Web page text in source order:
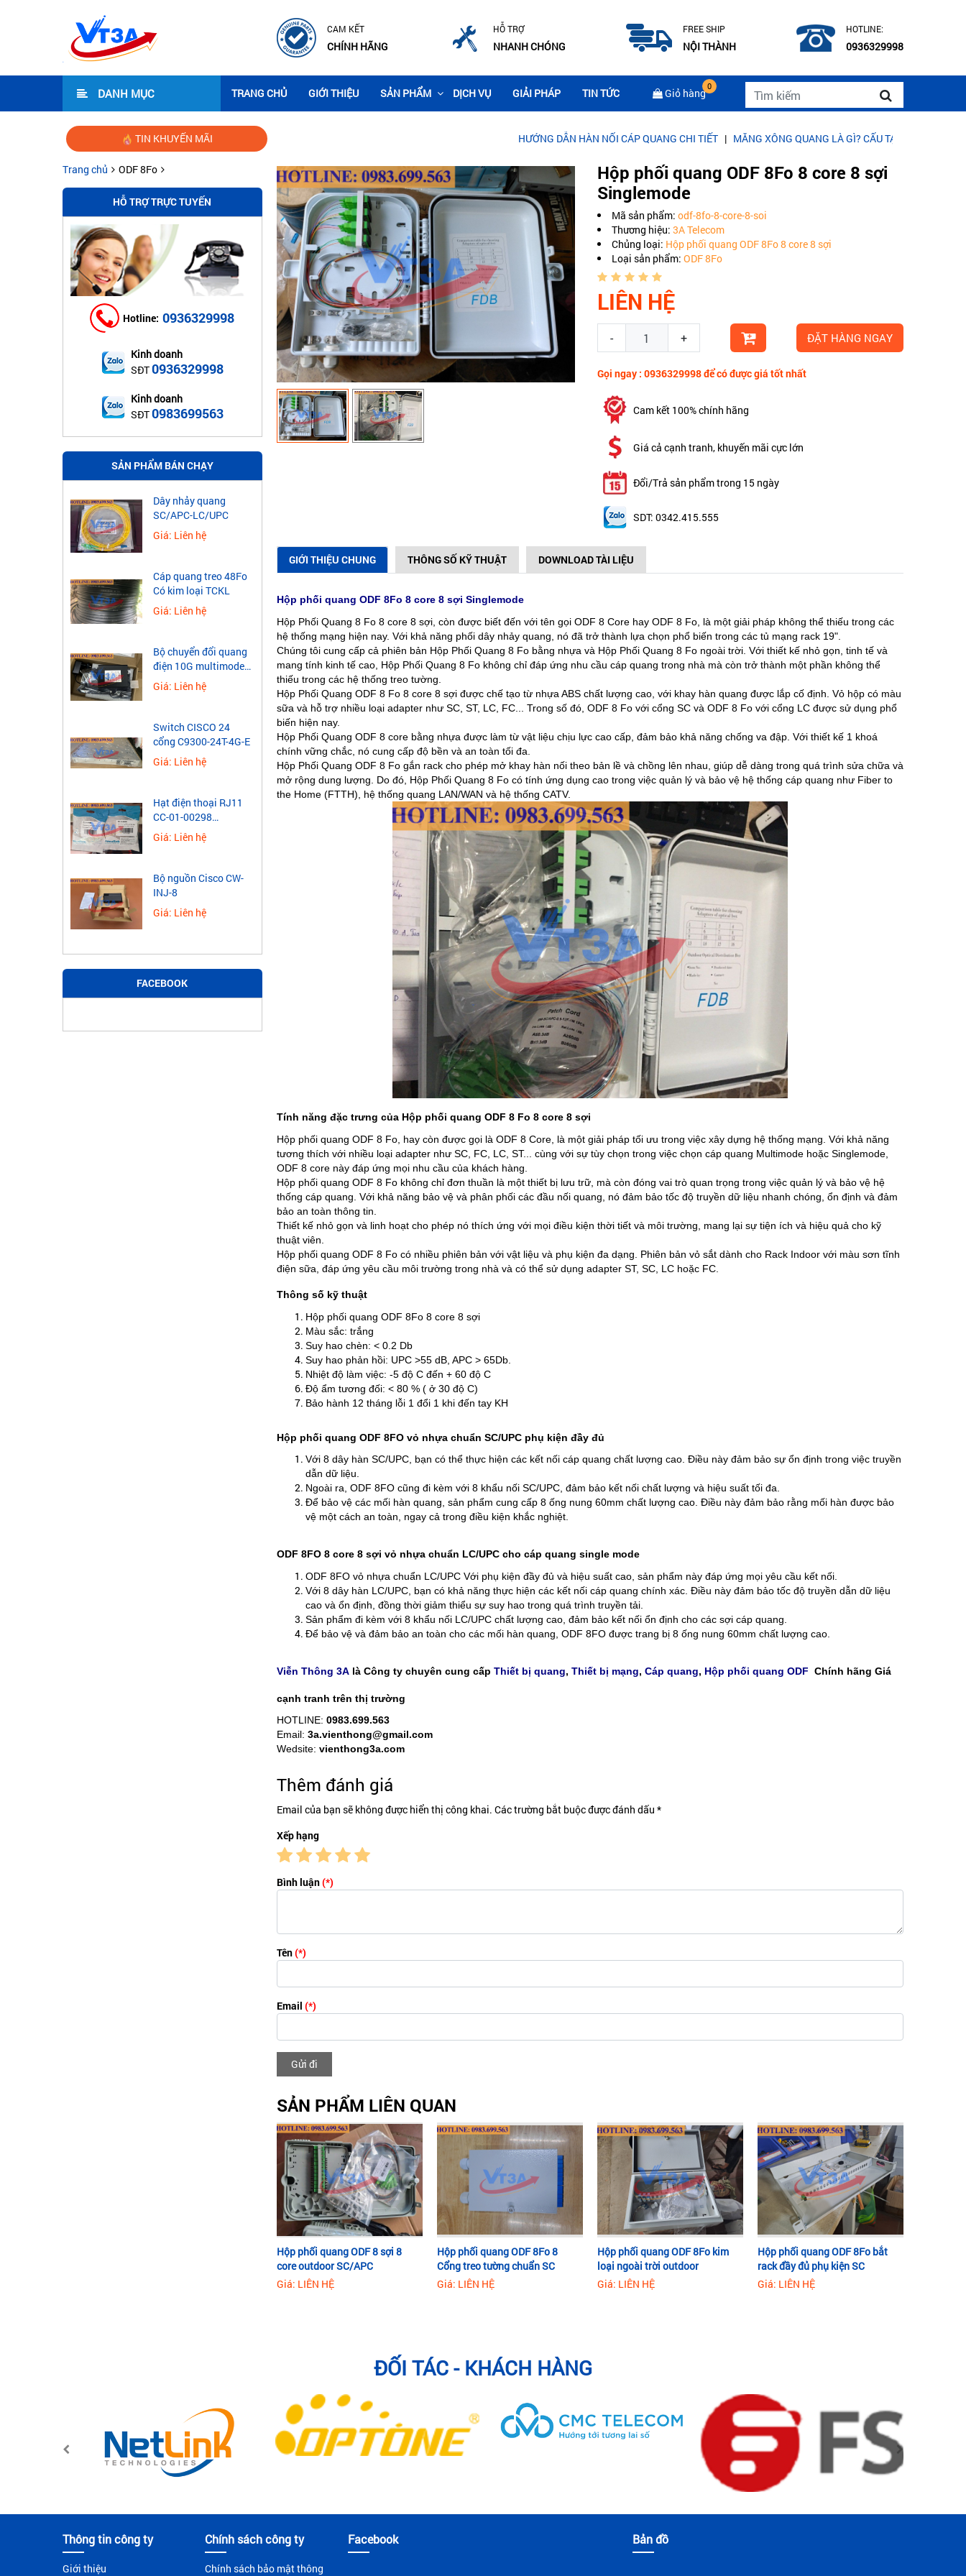
CAM KẾT
CHÍNH HÃNG
HỖ TRỢ
NHANH CHÓNG
FREE SHIP
NỘI THÀNH
HOTLINE:
0936329998
DANH MỤC TRANG CHỦ GIỚI THIỆU SẢN PHẨM DỊCH VỤ GIẢI PHÁP TIN TỨC Giỏ hàng
0
TIN KHUYẾN MÃI HƯỚNG DẪN HÀN NỐI CÁP QUANG CHI TIẾT|MĂNG XÔNG QUANG LÀ GÌ? CẤU TẠO CỦA MĂNG XÔNG
Trang chủ ODF 8Fo
HỖ TRỢ TRỰC TUYẾN
Hotline: 0936329998
Kinh doanh
SĐT0936329998
Kinh doanh
SĐT0983699563
SẢN PHẨM BÁN CHẠY
Dây nhảy quang
SC/APC-LC/UPC
Giá: Liên hệ
Cáp quang treo 48Fo
Có kim loại TCKL
Giá: Liên hệ
Bộ chuyển đổi quang
điện 10G multimode
Wintop YT-10G-SFP-
AS
Giá: Liên hệ
Switch CISCO 24
cổng C9300-24T-4G-E
Giá: Liên hệ
Hạt điện thoại RJ11
CC-01-00298
Novalink 4 chân mạ
vàng
Giá: Liên hệ
Bộ nguồn Cisco CW-
INJ-8
Giá: Liên hệ
FACEBOOK
Hộp phối quang ODF 8Fo 8 core 8 sợi
Singlemode
Mã sản phẩm: odf-8fo-8-core-8-soi
Thương hiệu: 3A Telecom
Chủng loại: Hộp phối quang ODF 8Fo 8 core 8 sợi
Loại sản phẩm: ODF 8Fo
LIÊN HỆ
- + ĐẶT HÀNG NGAY
Gọi ngay : 0936329998 để có được giá tốt nhất
Cam kết 100% chính hãng
Giá cả cạnh tranh, khuyến mãi cực lớn
Đổi/Trả sản phẩm trong 15 ngày
SDT: 0342.415.555
GIỚI THIỆU CHUNG THÔNG SỐ KỸ THUẬT DOWNLOAD TÀI LIỆU
Hộp phối quang ODF 8Fo 8 core 8 sợi Singlemode
Hộp Phối Quang 8 Fo 8 core 8 sợi, còn được biết đến với tên gọi ODF 8 Core hay ODF 8 Fo, là một giải pháp không thể thiếu trong các
hệ thống mạng hiện nay. Với khả năng phối dây nhảy quang, nó đã trở thành lựa chọn phổ biến trong các tủ mạng rack 19".
Chúng tôi cung cấp cả phiên bản Hộp Phối Quang 8 Fo bằng nhựa và Hộp Phối Quang 8 Fo ngoài trời. Với thiết kế nhỏ gọn, tinh tế và
mang tính kinh tế cao, Hộp Phối Quang 8 Fo không chỉ đáp ứng nhu cầu cáp quang trong nhà mà còn trở thành một phần không thể
thiếu trong các hệ thống treo tường.
Hộp Phối Quang ODF 8 Fo 8 core 8 sợi được chế tạo từ nhựa ABS chất lượng cao, với khay hàn quang được lắp cố định. Vỏ hộp có màu
sữa và hỗ trợ nhiều loại adapter như SC, ST, LC, FC... Trong số đó, ODF 8 Fo với cổng SC và ODF 8 Fo với cổng LC được sử dụng phổ
biến hiện nay.
Hộp Phối Quang ODF 8 core bằng nhựa được làm từ vật liệu chịu lực cao cấp, đảm bảo khả năng chống va đập. Với thiết kế 1 khoá
chính vững chắc, nó cung cấp độ bền và an toàn tối đa.
Hộp Phối Quang ODF 8 Fo gắn rack cho phép mở khay hàn nối theo bản lề và chồng lên nhau, giúp dễ dàng trong quá trình sửa chữa và
mở rộng dung lượng. Do đó, Hộp Phối Quang 8 Fo có tính ứng dụng cao trong việc quản lý và bảo vệ hệ thống cáp quang như Fiber to
the Home (FTTH), hệ thống quang LAN/WAN và hệ thống CATV.
Tính năng đặc trưng của Hộp phối quang ODF 8 Fo 8 core 8 sợi
Hộp phối quang ODF 8 Fo, hay còn được gọi là ODF 8 Core, là một giải pháp tối ưu trong việc xây dựng hệ thống mạng. Với khả năng
tương thích với nhiều loại adapter như SC, FC, LC, ST... cùng với sự tùy chọn trong việc chọn cáp quang Multimode hoặc Singlemode,
ODF 8 core này đáp ứng mọi nhu cầu của khách hàng.
Hộp phối quang ODF 8 Fo không chỉ đơn thuần là một thiết bị lưu trữ, mà còn đóng vai trò quan trọng trong việc quản lý và bảo vệ hệ
thống cáp quang. Với khả năng bảo vệ và phân phối các đầu nối quang, nó đảm bảo tốc độ truyền dữ liệu nhanh chóng, ổn định và đảm
bảo an toàn thông tin.
Thiết kế nhỏ gọn và linh hoạt cho phép nó thích ứng với mọi điều kiện thời tiết và môi trường, mang lại sự tiện ích và hiệu quả cho kỹ
thuật viên.
Hộp phối quang ODF 8 Fo có nhiều phiên bản với vật liệu và phụ kiện đa dạng. Phiên bản vỏ sắt dành cho Rack Indoor với màu sơn tĩnh
điện sữa, đáp ứng yêu cầu môi trường trong nhà và có thể sử dụng adapter ST, SC, LC hoặc FC.
Thông số kỹ thuật
Hộp phối quang ODF 8Fo 8 core 8 sợi
Màu sắc: trắng
Suy hao chèn: < 0.2 Db
Suy hao phản hồi: UPC >55 dB, APC > 65Db.
Nhiệt độ làm việc: -5 độ C đến + 60 độ C
Độ ẩm tương đối: < 80 % ( ở 30 độ C)
Bảo hành 12 tháng lỗi 1 đổi 1 khi đến tay KH
Hộp phối quang ODF 8FO vỏ nhựa chuẩn SC/UPC phụ kiện đầy đủ
Với 8 dây hàn SC/UPC, bạn có thể thực hiện các kết nối cáp quang chất lượng cao. Điều này đảm bảo sự ổn định trong việc truyền
dẫn dữ liệu.
Ngoài ra, ODF 8FO cũng đi kèm với 8 khẩu nối SC/UPC, đảm bảo kết nối chất lượng và hiệu suất tối đa.
Để bảo vệ các mối hàn quang, sản phẩm cung cấp 8 ống nung 60mm chất lượng cao. Điều này đảm bảo rằng mối hàn được bảo
vệ một cách an toàn, ngay cả trong điều kiện khắc nghiệt.
ODF 8FO 8 core 8 sợi vỏ nhựa chuẩn LC/UPC cho cáp quang single mode
ODF 8FO vỏ nhựa chuẩn LC/UPC Với phụ kiện đầy đủ và hiệu suất cao, sản phẩm này đáp ứng mọi yêu cầu kết nối.
Với 8 dây hàn LC/UPC, bạn có khả năng thực hiện các kết nối cáp quang chính xác. Điều này đảm bảo tốc độ truyền dẫn dữ liệu
cao và ổn định, đồng thời giảm thiểu sự suy hao trong quá trình truyền tải.
Sản phẩm đi kèm với 8 khẩu nối LC/UPC chất lượng cao, đảm bảo kết nối ổn định cho các sợi cáp quang.
Để bảo vệ và đảm bảo an toàn cho các mối hàn quang, ODF 8FO được trang bị 8 ống nung 60mm chất lượng cao.
Viễn Thông 3Alà Công ty chuyên cung cấp Thiết bị quang, Thiết bị mạng, Cáp quang, Hộp phối quang ODF Chính hãng Giá
cạnh tranh trên thị trường
HOTLINE: 0983.699.563
Email: 3a.vienthong@gmail.com
Wedsite: vienthong3a.com
Thêm đánh giá
Email của bạn sẽ không được hiển thị công khai. Các trường bắt buộc được đánh dấu *
Xếp hạng
Bình luận(*)
Tên(*)
Email (*)
Gửi đi
SẢN PHẨM LIÊN QUAN
Hộp phối quang ODF 8 sợi 8
core outdoor SC/APC
Giá: LIÊN HỆ
Hộp phối quang ODF 8Fo 8
Cổng treo tường chuẩn SC
Giá: LIÊN HỆ
Hộp phối quang ODF 8Fo kim
loại ngoài trời outdoor
Giá: LIÊN HỆ
Hộp phối quang ODF 8Fo bắt
rack đầy đủ phụ kiện SC
Giá: LIÊN HỆ
ĐỐI TÁC - KHÁCH HÀNG
Thông tin công ty
Giới thiệu
Chính sách công ty
Chính sách bảo mật thông
Facebook Bản đồ